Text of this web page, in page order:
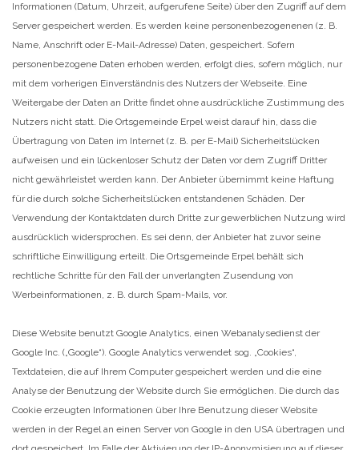
Informationen (Datum, Uhrzeit, aufgerufene Seite) über den Zugriff auf dem
Server gespeichert werden. Es werden keine personenbezogenenen (z. B.
Name, Anschrift oder E-Mail-Adresse) Daten, gespeichert. Sofern
personenbezogene Daten erhoben werden, erfolgt dies, sofern möglich, nur
mit dem vorherigen Einverständnis des Nutzers der Webseite. Eine
Weitergabe der Daten an Dritte findet ohne ausdrückliche Zustimmung des
Nutzers nicht statt. Die Ortsgemeinde Erpel weist darauf hin, dass die
Übertragung von Daten im Internet (z. B. per E-Mail) Sicherheitslücken
aufweisen und ein lückenloser Schutz der Daten vor dem Zugriff Dritter
nicht gewährleistet werden kann. Der Anbieter übernimmt keine Haftung
für die durch solche Sicherheitslücken entstandenen Schäden. Der
Verwendung der Kontaktdaten durch Dritte zur gewerblichen Nutzung wird
ausdrücklich widersprochen. Es sei denn, der Anbieter hat zuvor seine
schriftliche Einwilligung erteilt. Die Ortsgemeinde Erpel behält sich
rechtliche Schritte für den Fall der unverlangten Zusendung von
Werbeinformationen, z. B. durch Spam-Mails, vor.
Diese Website benutzt Google Analytics, einen Webanalysedienst der
Google Inc. („Google“). Google Analytics verwendet sog. „Cookies“,
Textdateien, die auf Ihrem Computer gespeichert werden und die eine
Analyse der Benutzung der Website durch Sie ermöglichen. Die durch das
Cookie erzeugten Informationen über Ihre Benutzung dieser Website
werden in der Regel an einen Server von Google in den USA übertragen und